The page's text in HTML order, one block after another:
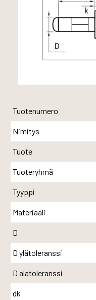
Tuotenumero
Nimitys
Tuote
Tuoteryhmä
Tyyppi
Materiaali
D
D ylätoleranssi
D alatoleranssi
dk